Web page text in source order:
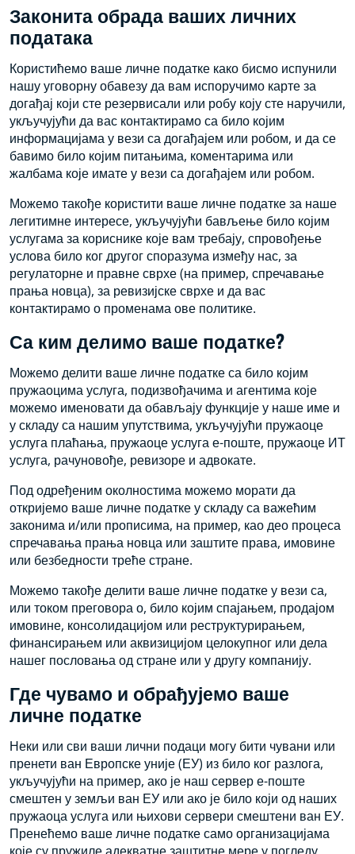
Законита обрада ваших личних
података
Користићемо ваше личне податке како бисмо испунили
нашу уговорну обавезу да вам испоручимо карте за
догађај који сте резервисали или робу коју сте наручили,
укључујући да вас контактирамо са било којим
информацијама у вези са догађајем или робом, и да се
бавимо било којим питањима, коментарима или
жалбама које имате у вези са догађајем или робом.
Можемо такође користити ваше личне податке за наше
легитимне интересе, укључујући бављење било којим
услугама за кориснике које вам требају, спровођење
услова било ког другог споразума између нас, за
регулаторне и правне сврхе (на пример, спречавање
прања новца), за ревизијске сврхе и да вас
контактирамо о променама ове политике.
Са ким делимо ваше податке?
Можемо делити ваше личне податке са било којим
пружаоцима услуга, подизвођачима и агентима које
можемо именовати да обављају функције у наше име и
у складу са нашим упутствима, укључујући пружаоце
услуга плаћања, пружаоце услуга е-поште, пружаоце ИТ
услуга, рачуновође, ревизоре и адвокате.
Под одређеним околностима можемо морати да
откријемо ваше личне податке у складу са важећим
законима и/или прописима, на пример, као део процеса
спречавања прања новца или заштите права, имовине
или безбедности треће стране.
Можемо такође делити ваше личне податке у вези са,
или током преговора о, било којим спајањем, продајом
имовине, консолидацијом или реструктурирањем,
финансирањем или аквизицијом целокупног или дела
нашег пословања од стране или у другу компанију.
Где чувамо и обрађујемо ваше
личне податке
Неки или сви ваши лични подаци могу бити чувани или
пренети ван Европске уније (ЕУ) из било ког разлога,
укључујући на пример, ако је наш сервер е-поште
смештен у земљи ван ЕУ или ако је било који од наших
пружаоца услуга или њихови сервери смештени ван ЕУ.
Пренећемо ваше личне податке само организацијама